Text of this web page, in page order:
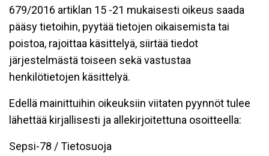
679/2016 artiklan 15 -21 mukaisesti oikeus saada
pääsy tietoihin, pyytää tietojen oikaisemista tai
poistoa, rajoittaa käsittelyä, siirtää tiedot
järjestelmästä toiseen sekä vastustaa
henkilötietojen käsittelyä.
Edellä mainittuihin oikeuksiin viitaten pyynnöt tulee
lähettää kirjallisesti ja allekirjoitettuna osoitteella:
Sepsi-78 / Tietosuoja